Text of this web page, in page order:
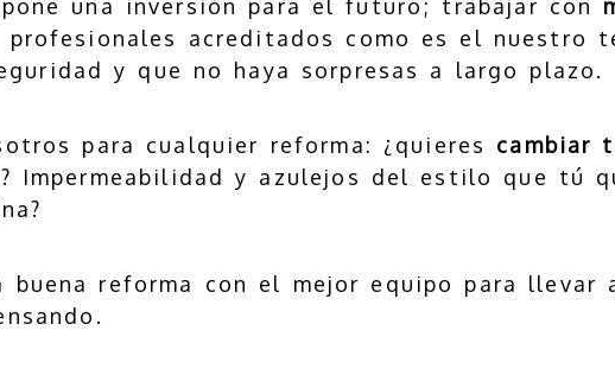
una inversión para el futuro; trabajar con
profesionales acreditados como es el nuestro
y que no haya sorpresas a largo plazo.
para cualquier reforma: ¿quieres cambiar
? Impermeabilidad y azulejos del estilo que tú
buena reforma con el mejor equipo para llevar